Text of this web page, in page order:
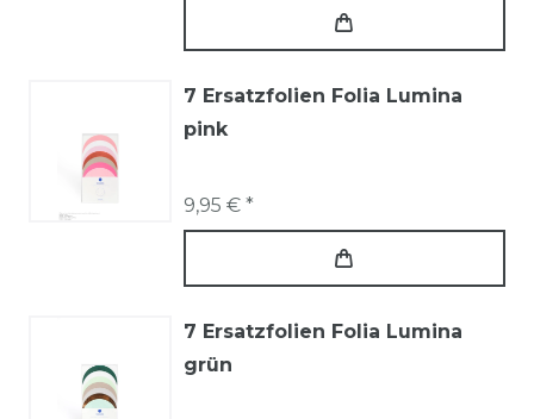
7 Ersatzfolien Folia Lumina
pink
9,95 € *
7 Ersatzfolien Folia Lumina
grün